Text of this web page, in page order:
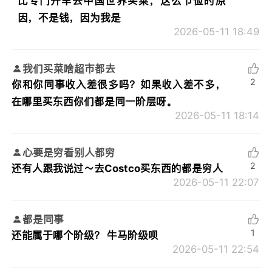
因，不是钱，因为我是
2026-05-11 18:49
我们买菜啥超市都去
你和你同事收入差很多吗？如果收入差不多，
在哪里买东西你们都是同一阶层呀。
2026-05-11 18:14
2
心要是穷看别人都穷
还有人跟我说过～去Costco买东西的都是穷人
2026-05-11 22:07
2
都是同事
还能属于哪个阶级？ 牛马阶级呗
2026-05-11 22:54
1